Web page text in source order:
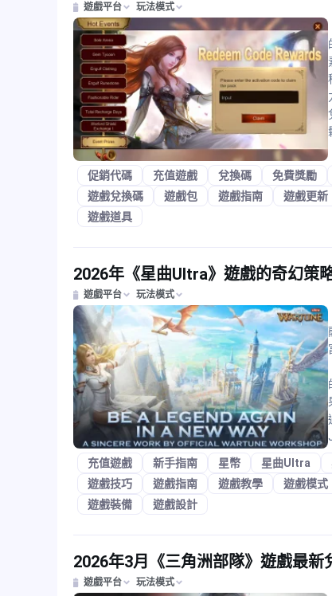
遊戲平台 玩法模式
促銷代碼 充值遊戲 兌換碼 免費獎勵
遊戲兌換碼
遊戲包 遊戲指南 遊戲更新
遊戲道具
2026年《星曲Ultra》遊戲的奇幻策
遊戲平台 玩法模式
充值遊戲 新手指南 星幣 星曲Ultra
遊戲技巧
遊戲指南 遊戲教學 遊戲模式
遊戲裝備
遊戲設計
2026年3月《三角洲部隊》遊戲最新
遊戲平台 玩法模式